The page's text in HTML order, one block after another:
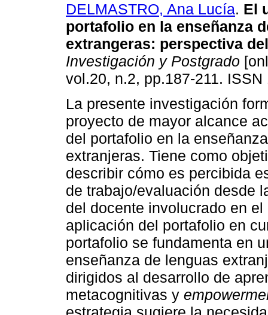
DELMASTRO, Ana Lucía. El
portafolio en la enseñanza
extrangeras: perspectiva
Investigación y Postgrado
vol.20, n.2, pp.187-211. ISSN
La presente investigación
proyecto de mayor alcance
del portafolio en la
extranjeras. Tiene como
describir cómo es percibida
de trabajo/evaluación desde
del docente involucrado en
aplicación del portafolio en
portafolio se fundamenta en
enseñanza de lenguas
dirigidos al desarrollo de
metacognitivas y